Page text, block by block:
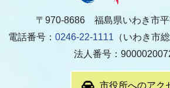
〒970-8686 福島県いわき市
電話番号： 0246-22-1111 （いわき市
法人番号：
市役所へのアク